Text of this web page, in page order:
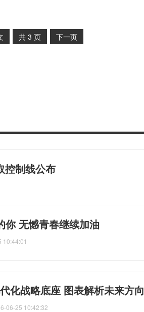
共 3 页 下一页
控制线公布
你 无憾青春继续加油
10:44:01
化战略底座 图表解析未来方向
06-25 10:42:32